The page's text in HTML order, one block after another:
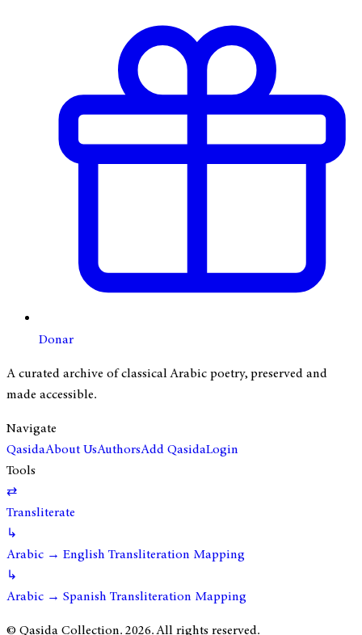
Donar
A curated archive of classical Arabic poetry, preserved and
made accessible.
Navigate
QasidaAbout UsAuthorsAdd QasidaLogin
Tools
⇄
Transliterate
↳
Arabic → English Transliteration Mapping
↳
Arabic → Spanish Transliteration Mapping
© Qasida Collection.2026. All rights reserved.